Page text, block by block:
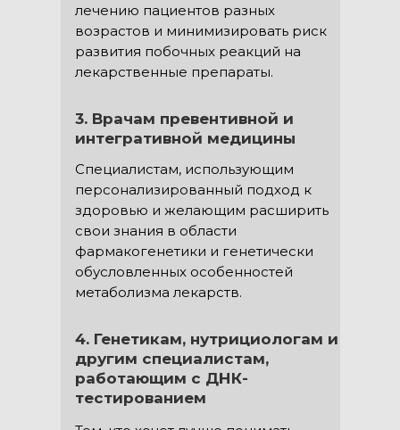
4. Генетикам, нутрициологам и
другим специалистам,
работающим с ДНК-
тестированием
3. Врачам превентивной и
интегративной медицины
Специалистам, использующим
персонализированный подход к
здоровью и желающим расширить
свои знания в области
фармакогенетики и генетически
обусловленных особенностей
метаболизма лекарств.
лечению пациентов разных
возрастов и минимизировать риск
развития побочных реакций на
лекарственные препараты.